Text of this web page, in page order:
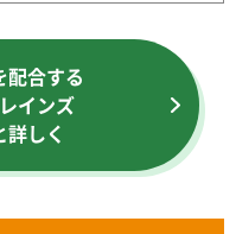
配合する
インズ
しく